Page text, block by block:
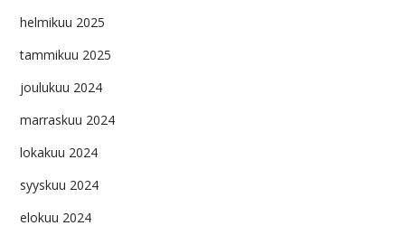
helmikuu 2025
tammikuu 2025
joulukuu 2024
marraskuu 2024
lokakuu 2024
syyskuu 2024
elokuu 2024